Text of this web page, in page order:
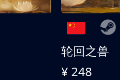
轮回之兽
¥ 248